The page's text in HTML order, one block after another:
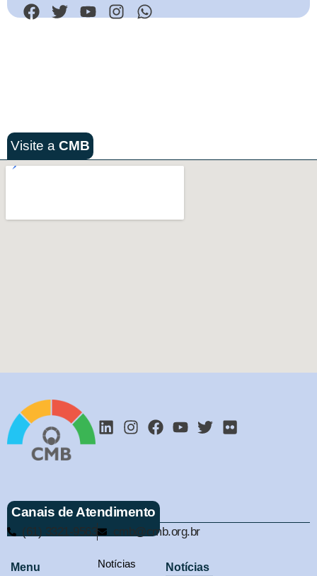
Visite a CMB
Canais de Atendimento
(61) 3321-9563 cmb@cmb.org.br
Menu
Notícias
Notícias